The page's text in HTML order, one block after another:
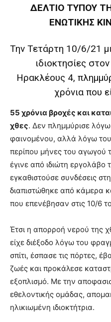
lesbians
cam
show.
desi
brandi
lyons
the
meaning
of
pain.
hd
porn
ΔΕΛΤΙΟ ΤΥΠΟΥ
ΕΝΩΤΙΚΗΣ
Την Τετάρτη 10/6/21
ιδιοκτησίες
Ηρακλέους 4,
χρόνια που
55 χρόνια βροχές και
χθες. Δεν πλημμύρισε
φαινομένου, αλλά λόγω
περίπου μήνες του
έγινε από ιδιώτη εργολάβο
εγκαθιστούσε συνδέσεις
διαπιστώθηκε από κάμερα
που επενέβησαν στις 10/6
Έτσι η απορροή νερού της
είχε διέξοδο λόγω του
σπίτι, έσπασε τις πόρτες,
ζωές και προκάλεσε
εξοπλισμό. Με την
εθελοντικής ομάδας,
ηλικιωμένη ιδιοκτήτρια.